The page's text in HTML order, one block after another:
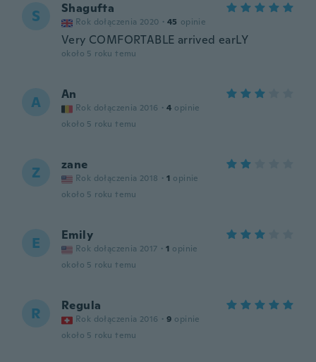
S Shagufta
Rok dołączenia 2020 · 45 opinie
Very COMFORTABLE arrived earLY
około 5 roku temu
A An
Rok dołączenia 2016 · 4 opinie
około 5 roku temu
Z zane
Rok dołączenia 2018 · 1 opinie
około 5 roku temu
E Emily
Rok dołączenia 2017 · 1 opinie
około 5 roku temu
R Regula
Rok dołączenia 2016 · 9 opinie
około 5 roku temu